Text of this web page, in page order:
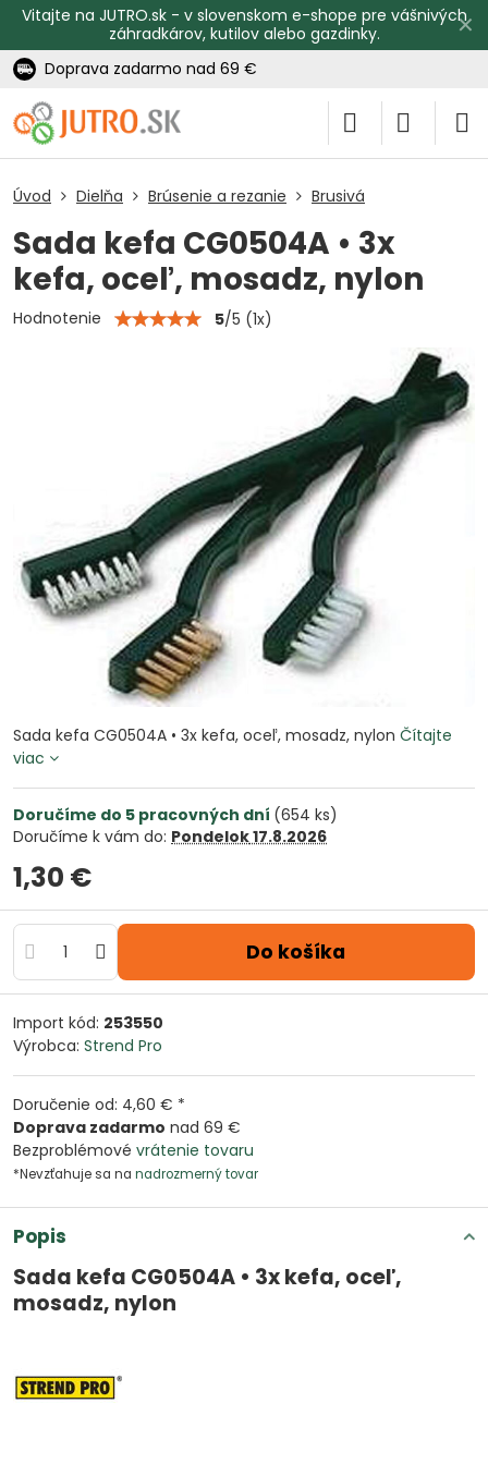
✕
Vitajte na JUTRO.sk - v slovenskom e-shope pre vášnivých
záhradkárov, kutilov alebo gazdinky.
Doprava zadarmo nad 69 €
Úvod Dielňa Brúsenie a rezanie Brusivá
Sada kefa CG0504A • 3x
kefa, oceľ, mosadz, nylon
Hodnotenie 5/5 (1x)
Sada kefa CG0504A • 3x kefa, oceľ, mosadz, nylon Čítajte
viac
Doručíme do 5 pracovných dní (654 ks)
Doručíme k vám do: Pondelok17.8.2026
1,30 €
Do košíka
Import kód: 253550
Výrobca: Strend Pro
Doručenie od: 4,60 € *
Doprava zadarmo nad 69 €
Bezproblémové vrátenie tovaru
*Nevzťahuje sa na nadrozmerný tovar
Popis
Sada kefa CG0504A • 3x kefa, oceľ,
mosadz, nylon